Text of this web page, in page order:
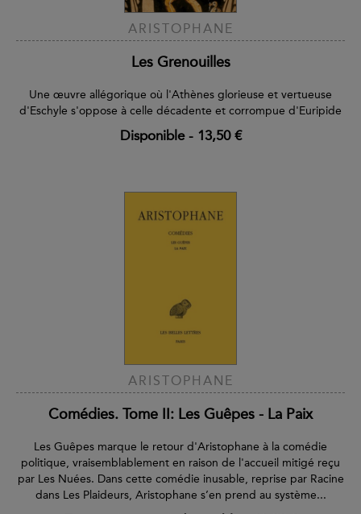
ARISTOPHANE
Les Grenouilles
Une œuvre allégorique où l'Athènes glorieuse et vertueuse
d'Eschyle s'oppose à celle décadente et corrompue d'Euripide
Disponible- 13,50 €
ARISTOPHANE
Comédies. Tome II: Les Guêpes - La Paix
Les Guêpes marque le retour d'Aristophane à la comédie
politique, vraisemblablement en raison de l'accueil mitigé reçu
par Les Nuées. Dans cette comédie inusable, reprise par Racine
dans Les Plaideurs, Aristophane s’en prend au système...